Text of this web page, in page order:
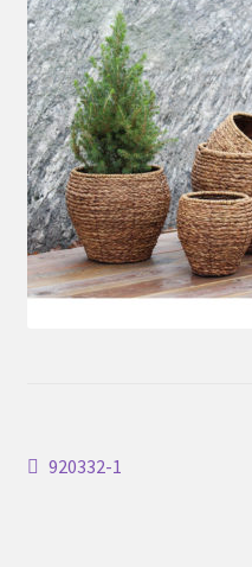
Föregående
920332-1